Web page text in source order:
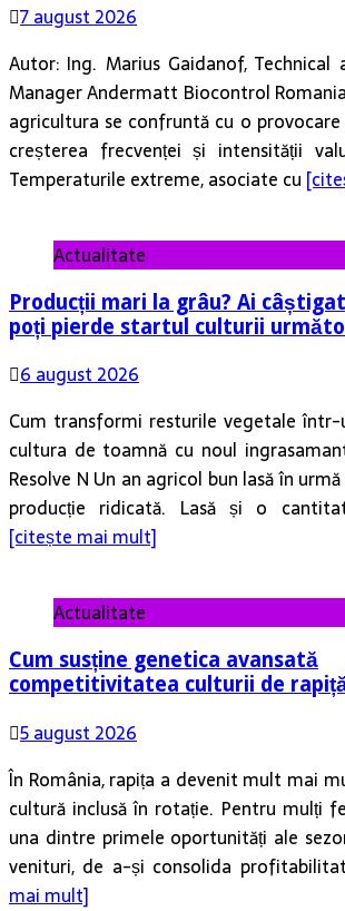
7 august 2026
Autor: Ing. Marius Gaidanof, Technical
Manager Andermatt Biocontrol
agricultura se confruntă cu o
creșterea frecvenței și intensității
Temperaturile extreme, asociate cu
Actualitate
Producții mari la grâu? Ai
poți pierde startul culturii
6 august 2026
Cum transformi resturile vegetale
cultura de toamnă cu noul
Resolve N Un an agricol bun lasă în
producție ridicată. Lasă și o
[citește mai mult]
Actualitate
Cum susține genetica avansată
competitivitatea culturii de
5 august 2026
În România, rapița a devenit mult mai
cultură inclusă în rotație. Pentru mulți
una dintre primele oportunități ale
venituri, de a-și consolida
mai mult]